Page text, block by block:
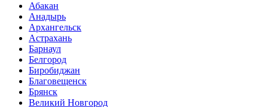
Абакан
Анадырь
Архангельск
Астрахань
Барнаул
Белгород
Биробиджан
Благовещенск
Брянск
Великий Новгород